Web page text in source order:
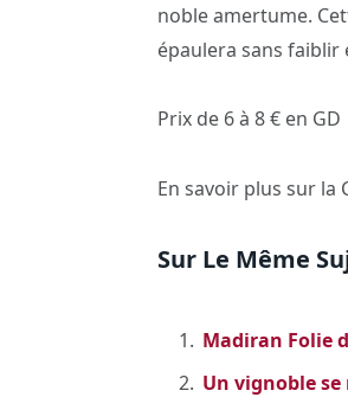
noble amertume.
épaulera sans
Prix de 6 à 8 € en GD
En savoir plus sur la
Sur Le Même
Madiran Folie
Un vignoble